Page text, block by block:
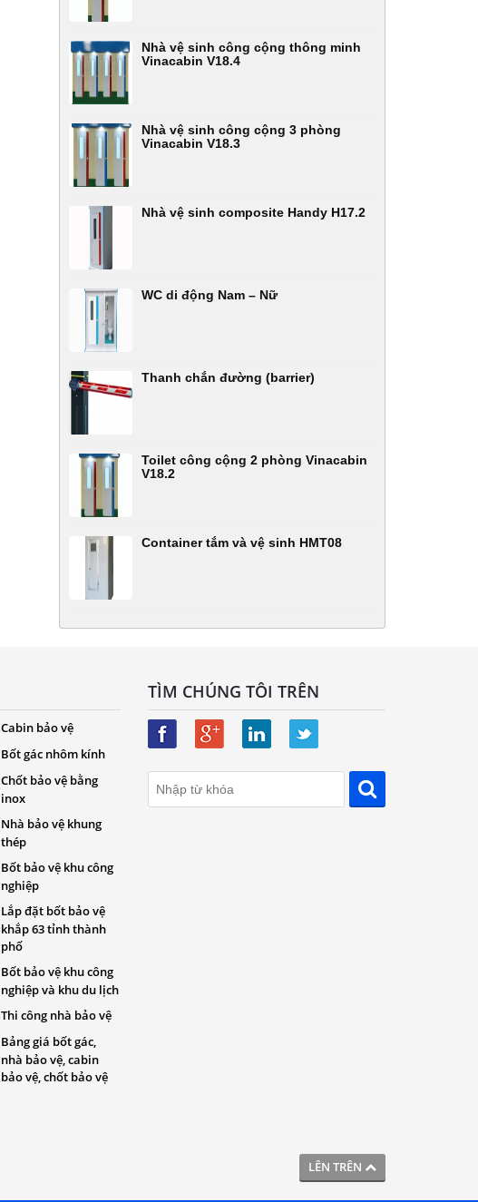
Nhà vệ sinh công cộng thông minh
Vinacabin V18.4
Nhà vệ sinh công cộng 3 phòng
Vinacabin V18.3
Nhà vệ sinh composite Handy H17.2
WC di động Nam – Nữ
Thanh chắn đường (barrier)
Toilet công cộng 2 phòng Vinacabin
V18.2
Container tắm và vệ sinh HMT08
LÊN TRÊN
Cabin bảo vệ
Bốt gác nhôm kính
Chốt bảo vệ bằng
inox
Nhà bảo vệ khung
thép
Bốt bảo vệ khu công
nghiệp
Lắp đặt bốt bảo vệ
khắp 63 tỉnh thành
phố
Bốt bảo vệ khu công
nghiệp và khu du lịch
Thi công nhà bảo vệ
Bảng giá bốt gác,
nhà bảo vệ, cabin
bảo vệ, chốt bảo vệ
TÌM CHÚNG TÔI TRÊN